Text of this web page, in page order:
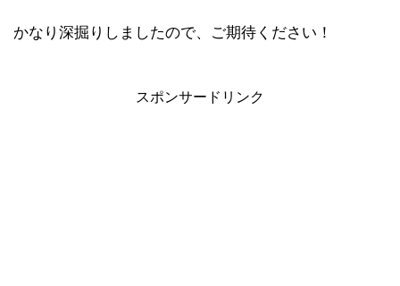
かなり深掘りしましたので、ご期待ください！
スポンサードリンク